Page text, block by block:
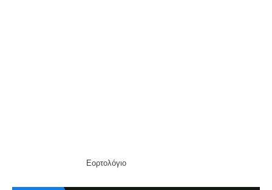
Εορτολόγιο